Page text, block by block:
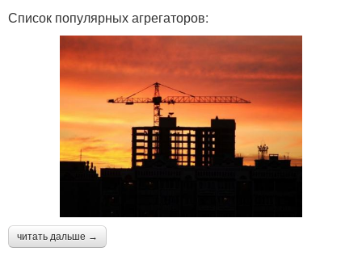
Список популярных агрегаторов:
читать дальше →